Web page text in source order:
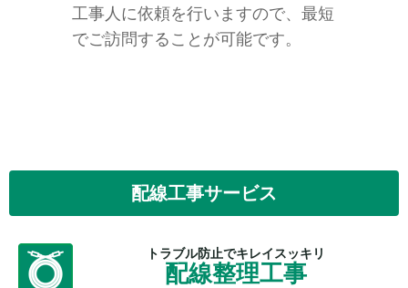
工事人に依頼を行いますので、最短
でご訪問することが可能です。
配線工事サービス
トラブル防止でキレイスッキリ
配線整理工事